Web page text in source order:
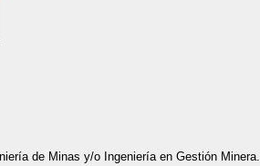
de Minas y/o Ingeniería en Gestión Minera.